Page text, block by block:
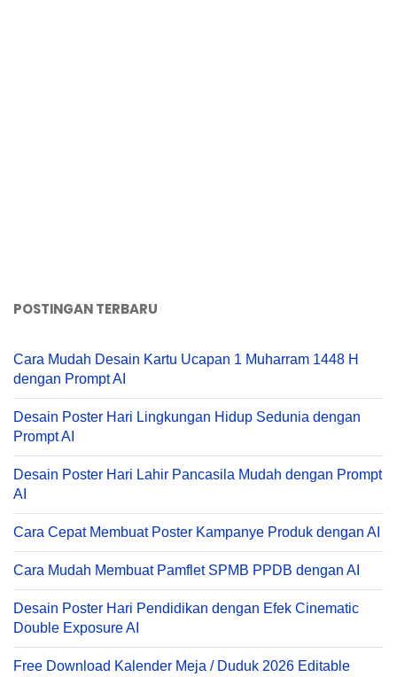
POSTINGAN TERBARU
Cara Mudah Desain Kartu Ucapan 1 Muharram 1448 H
dengan Prompt AI
Desain Poster Hari Lingkungan Hidup Sedunia dengan
Prompt AI
Desain Poster Hari Lahir Pancasila Mudah dengan Prompt
AI
Cara Cepat Membuat Poster Kampanye Produk dengan AI
Cara Mudah Membuat Pamflet SPMB PPDB dengan AI
Desain Poster Hari Pendidikan dengan Efek Cinematic
Double Exposure AI
Free Download Kalender Meja / Duduk 2026 Editable